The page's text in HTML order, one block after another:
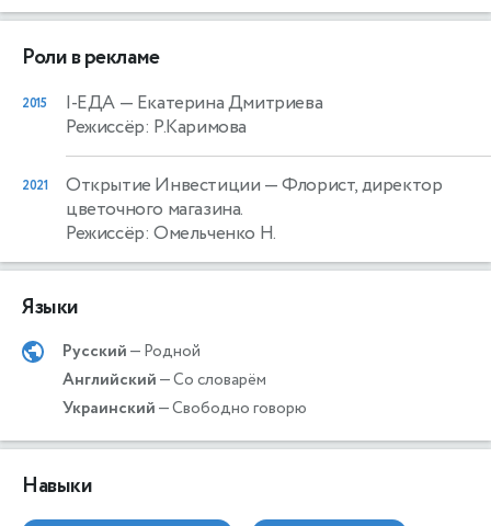
Роли в рекламе
2015 I-ЕДА — Екатерина Дмитриева
Режиссёр: Р.Каримова
2021 Открытие Инвестиции — Флорист, директор
цветочного магазина.
Режиссёр: Омельченко Н.
Языки
Русский— Родной
Английский— Со словарём
Украинский— Свободно говорю
Навыки